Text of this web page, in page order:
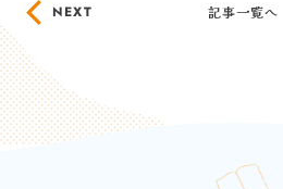
NEXT 記事一覧へ